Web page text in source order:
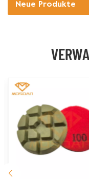
Neue Produkte